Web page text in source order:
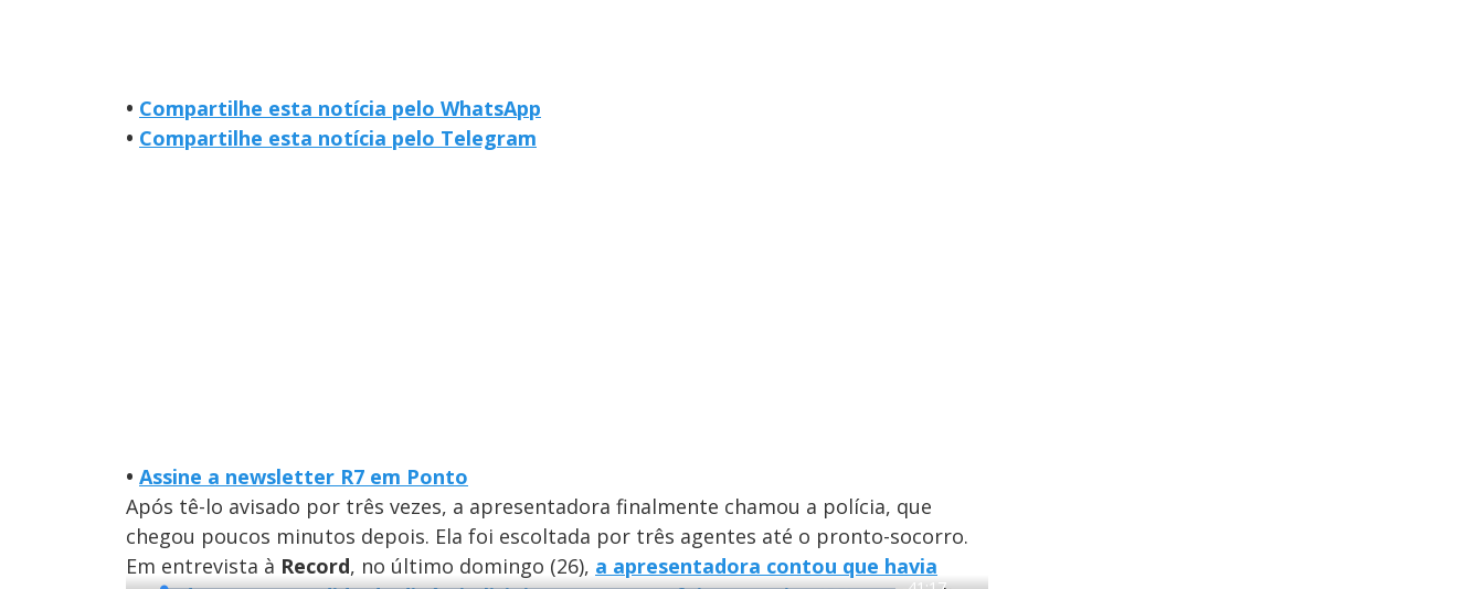
• Compartilhe esta notícia pelo WhatsApp
• Compartilhe esta notícia pelo Telegram
• Assine a newsletter R7 em Ponto
Após tê-lo avisado por três vezes, a apresentadora finalmente chamou a polícia, que
chegou poucos minutos depois. Ela foi escoltada por três agentes até o pronto-socorro.
Em entrevista à Record, no último domingo (26), a apresentadora contou que havia